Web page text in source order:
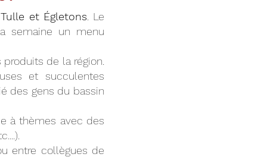
et Égletons . Le
semaine un menu
de la région.
et succulentes
des gens du bassin
à thèmes avec des
entre collègues de